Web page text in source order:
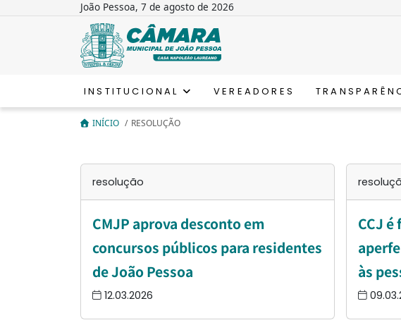
João Pessoa, 7 de agosto de 2026
INSTITUCIONAL VEREADORES
INÍCIO / RESOLUÇÃO
resolução
CMJP aprova desconto em
concursos públicos para residentes
de João Pessoa
12.03.2026
CCJ
às